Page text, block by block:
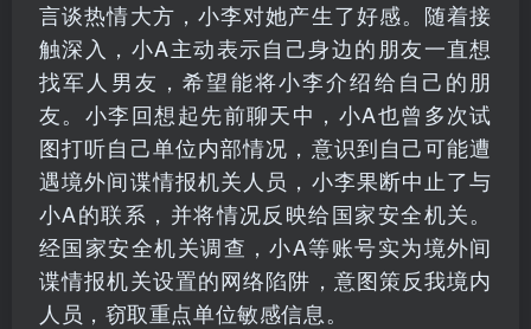
言谈热情大方，小李对她产生了好感。随着接
触深入，小A主动表示自己身边的朋友一直想
找军人男友，希望能将小李介绍给自己的朋
友。小李回想起先前聊天中，小A也曾多次试
图打听自己单位内部情况，意识到自己可能遭
遇境外间谍情报机关人员，小李果断中止了与
小A的联系，并将情况反映给国家安全机关。
经国家安全机关调查，小A等账号实为境外间
谍情报机关设置的网络陷阱，意图策反我境内
人员，窃取重点单位敏感信息。